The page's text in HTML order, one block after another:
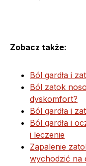
Zobacz także:
Ból gardła i
Ból zatok
dyskomfort?
Ból gardła i
Ból gardła i
i leczenie
Zapalenie
wychodzić na